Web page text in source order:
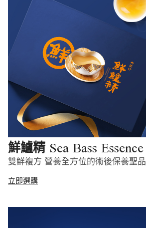
鮮鱸精 Sea Bass Essence
雙鮮複方 營養全方位的術後保養聖品
立即選購